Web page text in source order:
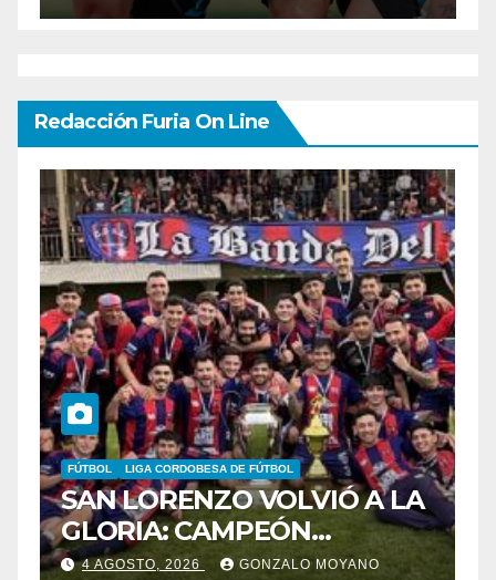
Redacción Furia On Line
A LA
MOYANO
BELGRANO FÚTBOL LIGA PROFESIONAL
BELGRANO VISITA A
CON TRES REGRESOS Y
BAJA OBLIGADA
4 AGOSTO, 2026 GONZALO MOYANO